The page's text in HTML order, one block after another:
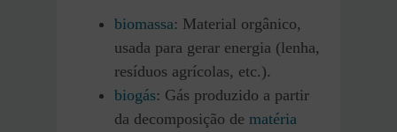
biomassa: Material orgânico,
usada para gerar energia (lenha,
resíduos agrícolas, etc.).
biogás: Gás produzido a partir
da decomposição de matéria